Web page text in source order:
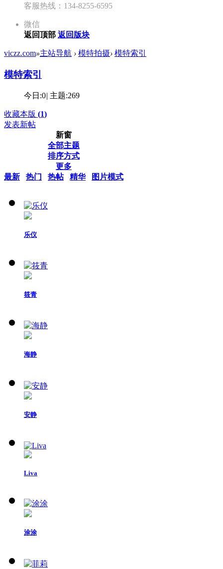
客服热线：134-8255-6595
微信
返回顶部 返回版块
viczz.com»主站导航 › 模特拍摄› 模特索引
模特索引
今日:0| 主题:269
收藏本版 (1)
发表新帖
新窗
全部主题
排序方式
更多
最新
热门 热帖 精华 图片模式
乐仪
筱青
海静
安静
Liva
涂涂